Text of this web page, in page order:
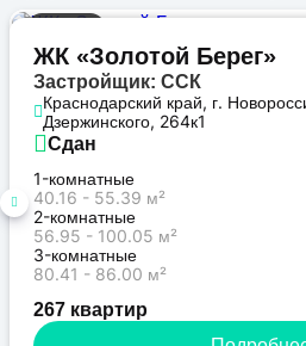
ЖК «Золотой Берег»
Застройщик: ССК
Краснодарский край, г.
Дзержинского, 264к1
Сдан
1-комнатные
40.16 - 55.39 м²
2-комнатные
56.95 - 100.05 м²
3-комнатные
80.41 - 86.00 м²
267 квартир